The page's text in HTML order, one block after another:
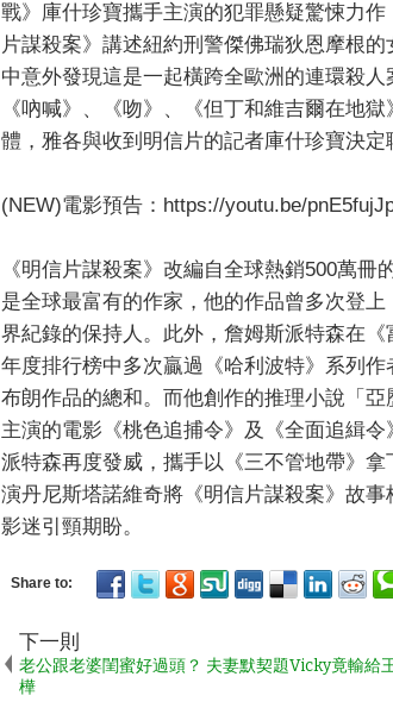
戰》庫什珍寶攜手主演的犯罪懸疑驚悚力
片謀殺案》講述紐約刑警傑佛瑞狄恩摩根
中意外發現這是一起橫跨全歐洲的連環殺
《吶喊》、《吻》、《但丁和維吉爾在地
體，雅各與收到明信片的記者庫什珍寶決
(NEW)電影預告：https://youtu.be/
《明信片謀殺案》改編自全球熱銷500萬
是全球最富有的作家，他的作品曾多次登
界紀錄的保持人。此外，詹姆斯派特森在《
年度排行榜中多次贏過《哈利波特》系列
布朗作品的總和。而他創作的推理小說「
主演的電影《桃色追捕令》及《全面追緝
派特森再度發威，攜手以《三不管地帶》
演丹尼斯塔諾維奇將《明信片謀殺案》故
影迷引頸期盼。
下一則
老公跟老婆閨蜜好過頭？ 夫妻默契題Vicky竟輸給
樺